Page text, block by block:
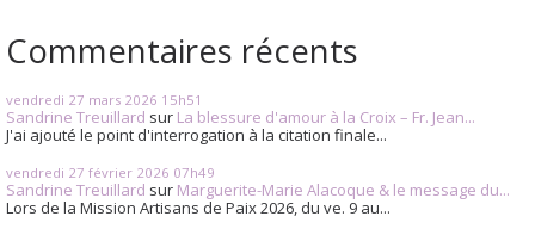
Commentaires récents
vendredi 27 mars 2026 15h51
Sandrine Treuillard sur La blessure d'amour à la Croix – Fr. Jean...
J'ai ajouté le point d'interrogation à la citation finale...
vendredi 27 février 2026 07h49
Sandrine Treuillard sur Marguerite-Marie Alacoque & le message du...
Lors de la Mission Artisans de Paix 2026, du ve. 9 au...